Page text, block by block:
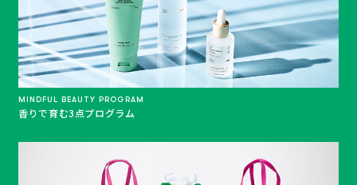
MINDFUL BEAUTY PROGRAM
香りで育む3点プログラム